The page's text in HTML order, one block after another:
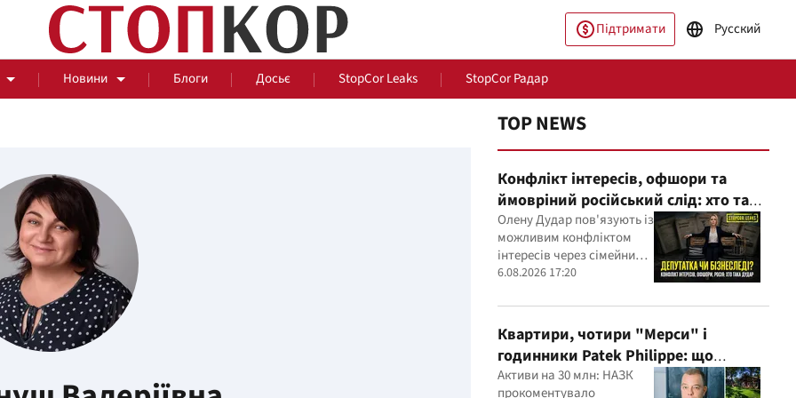
Підтримати Русский
Новини Блоги Досьє StopCor Leaks StopCor Радар
За парканом
Події
TOP NEWS
Конфлікт інтересів, офшори та
ймовріний російський слід: хто така
Олена Дудар
Олену Дудар пов'язують із
можливим конфліктом
інтересів через сімейний
будівельний бізнес,
справи
6.08.2026 17:20
Квартири, чотири "Мерси" і
годинники Patek Philippe: що
показала перевірка декларацій
Активи на 30 млн: НАЗК
прокоментувало